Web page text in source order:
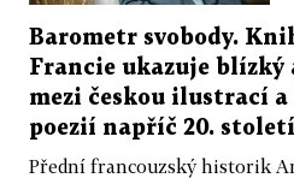
Barometr svobody.
Francie ukazuje blízký
mezi českou ilustrací
poezií napříč 20.
Přední francouzský historik